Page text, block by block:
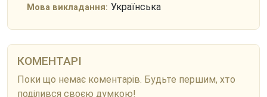
Мова викладання: Українська
КОМЕНТАРІ
Поки що немає коментарів. Будьте першим, хто
поділився своєю думкою!